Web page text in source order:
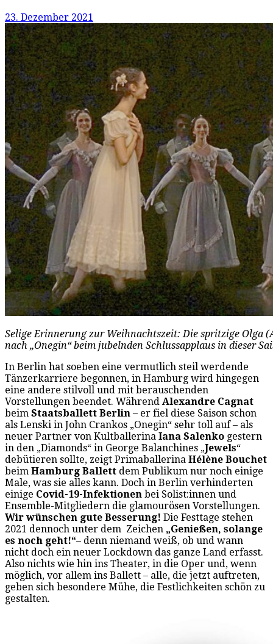
23. Dezember 2021
Selige Erinnerung zur Weihnachtszeit: Die spritzige Olga
nach „Onegin“ beim jubelnden Schlussapplaus in dieser
In Berlin hat soeben eine vermutlich steil werdende
Tänzerkarriere begonnen, in Hamburg wird hingegen
eine andere stilvoll und mit berauschenden
Vorstellungen beendet. Während Alexandre Cagnat
beim Staatsballett Berlin – er fiel diese Saison schon
als Lenski in John Crankos „Onegin“ sehr toll auf – als
neuer Partner von Kultballerina Iana Salenko gestern
in den „Diamonds“ in George Balanchines „Jewels“
debütieren sollte, zeigt Primaballerina Hélène Bouchet
beim Hamburg Ballett dem Publikum nur noch einige
Male, was sie alles kann. Doch in Berlin verhinderten
einige Covid-19-Infektionen bei Solist:innen und
Ensemble-Mitgliedern die glamourösen Vorstellungen.
Wir wünschen gute Besserung! Die Festtage stehen
2021 dennoch unter dem Zeichen „Genießen, solange
es noch geht!“– denn niemand weiß, ob und wann
nicht doch ein neuer Lockdown das ganze Land erfasst.
Also nichts wie hin ins Theater, in die Oper und, wenn
möglich, vor allem ins Ballett – alle, die jetzt auftreten,
geben sich besondere Mühe, die Festlichkeiten schön zu
gestalten.